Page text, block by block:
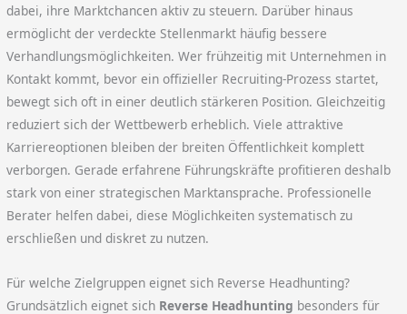
dabei, ihre Marktchancen aktiv zu steuern. Darüber hinaus
ermöglicht der verdeckte Stellenmarkt häufig bessere
Verhandlungsmöglichkeiten. Wer frühzeitig mit Unternehmen in
Kontakt kommt, bevor ein offizieller Recruiting-Prozess startet,
bewegt sich oft in einer deutlich stärkeren Position. Gleichzeitig
reduziert sich der Wettbewerb erheblich. Viele attraktive
Karriereoptionen bleiben der breiten Öffentlichkeit komplett
verborgen. Gerade erfahrene Führungskräfte profitieren deshalb
stark von einer strategischen Marktansprache. Professionelle
Berater helfen dabei, diese Möglichkeiten systematisch zu
erschließen und diskret zu nutzen.
Für welche Zielgruppen eignet sich Reverse Headhunting?
Grundsätzlich eignet sich Reverse Headhunting besonders für